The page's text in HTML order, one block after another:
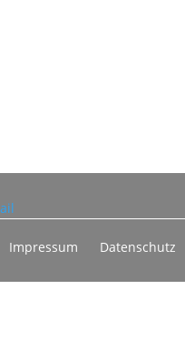
Impressum Datenschutz